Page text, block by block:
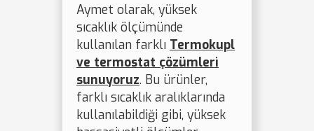
Aymet olarak, yüksek
sıcaklık ölçümünde
kullanılan farklı Termokupl
ve termostat çözümleri
sunuyoruz. Bu ürünler,
farklı sıcaklık aralıklarında
kullanılabildiği gibi, yüksek